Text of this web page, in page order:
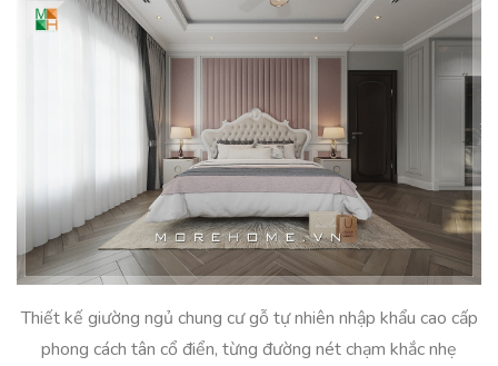
Thiết kế giường ngủ chung cư gỗ tự nhiên nhập khẩu cao cấp
phong cách tân cổ điển, từng đường nét chạm khắc nhẹ